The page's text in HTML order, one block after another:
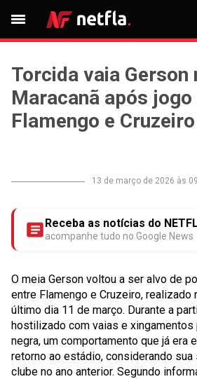
Torcida vaia Gerson
Maracanã após
Flamengo e Cruzeiro
13 de março de 2026 às
Receba as notícias do
acompanhe tudo no Google News
O meia Gerson voltou a ser alvo de
entre Flamengo e Cruzeiro, realizado
último dia 11 de março. Durante a
hostilizado com vaias e xingamentos
negra, um comportamento que já era
retorno ao estádio, considerando sua
clube no ano anterior. Segundo